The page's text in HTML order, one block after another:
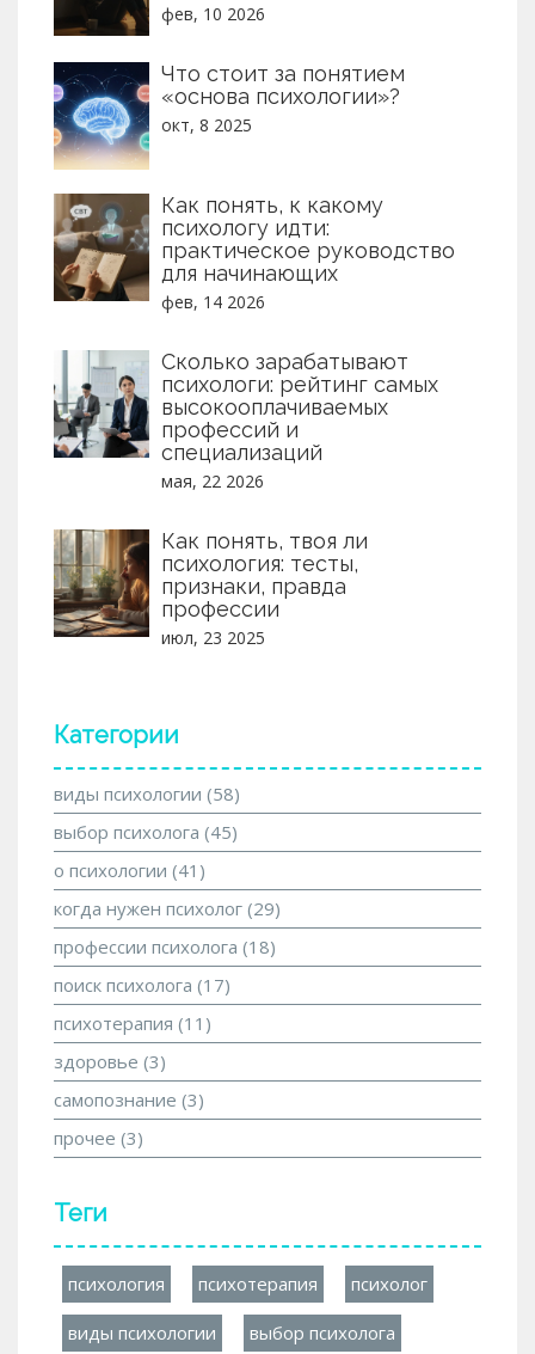
фев, 10 2026
Что стоит за понятием
«основа психологии»?
окт, 8 2025
Как понять, к какому
психологу идти:
практическое руководство
для начинающих
фев, 14 2026
Сколько зарабатывают
психологи: рейтинг самых
высокооплачиваемых
профессий и
специализаций
мая, 22 2026
Как понять, твоя ли
психология: тесты,
признаки, правда
профессии
июл, 23 2025
Категории
виды психологии (58)
выбор психолога (45)
о психологии (41)
когда нужен психолог (29)
профессии психолога (18)
поиск психолога (17)
психотерапия (11)
здоровье (3)
самопознание (3)
прочее (3)
Теги
психология психотерапия психолог
виды психологии выбор психолога